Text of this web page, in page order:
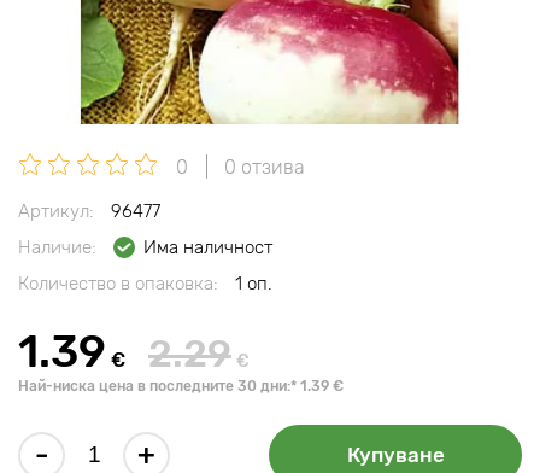
0 0 отзива
Артикул:
96477
Наличие:
Има наличност
Количество в опаковка:
1 оп.
1.39 € 2.29 €
Най-ниска цена в последните 30 дни:* 1.39 €
- + Купуване